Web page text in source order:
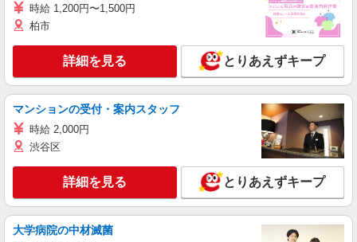
時給 1,200円〜1,500円
柏市
詳細を見る とりあえずキープ
マンションの受付・案内スタッフ
時給 2,000円
渋谷区
詳細を見る とりあえずキープ
大学病院の中材滅菌